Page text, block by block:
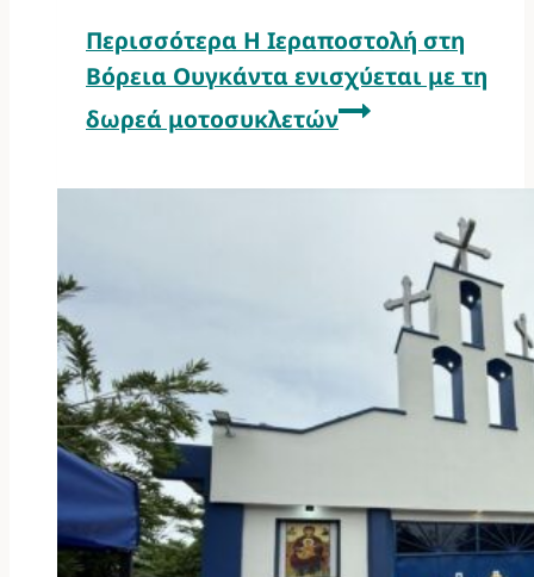
Περισσότερα Η Ιεραποστολή στη
Βόρεια Ουγκάντα ενισχύεται με τη
δωρεά μοτοσυκλετών